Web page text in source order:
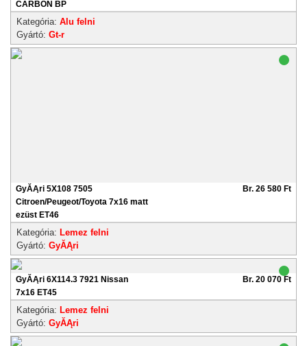
CARBON BP
Kategória: Alu felni
Gyártó: Gt-r
GyĂĄri 5X108 7505
Citroen/Peugeot/Toyota 7x16 matt
ezüst ET46
Br. 26 580 Ft
Kategória: Lemez felni
Gyártó: GyĂĄri
GyĂĄri 6X114.3 7921 Nissan
7x16 ET45
Br. 20 070 Ft
Kategória: Lemez felni
Gyártó: GyĂĄri